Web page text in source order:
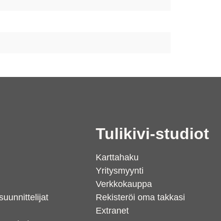
Tulikivi-studiot
Karttahaku
Yritysmyynti
Verkkokauppa
Rekisteröi oma takkasi
Extranet